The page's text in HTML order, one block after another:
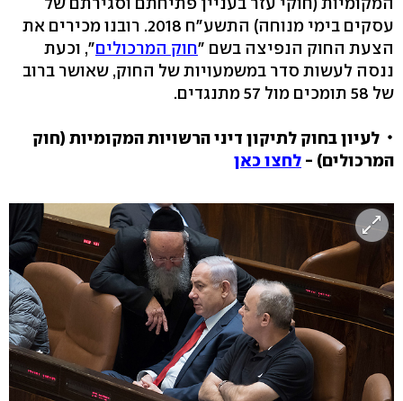
עסקים בימי מנוחה) התשע"ח 2018. רובנו מכירים את
הצעת החוק הנפיצה בשם "חוק המרכולים", וכעת
ננסה לעשות סדר במשמעויות של החוק, שאושר ברוב
של 58 תומכים מול 57 מתנגדים.
לעיון בחוק לתיקון דיני הרשויות המקומיות (חוק
המרכולים) - לחצו כאן